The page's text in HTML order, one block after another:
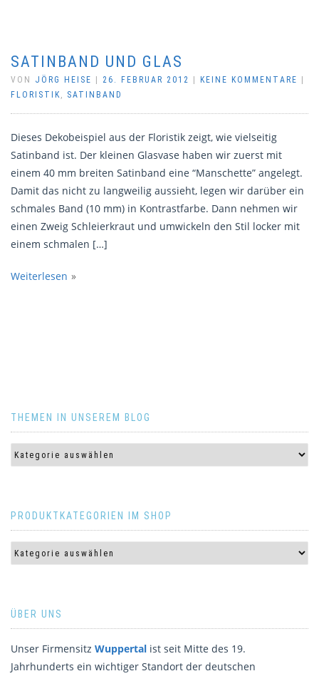
SATINBAND UND GLAS
VON JÖRG HEISE 26. FEBRUAR 2012 KEINE KOMMENTARE
FLORISTIK, SATINBAND
Dieses Dekobeispiel aus der Floristik zeigt, wie vielseitig
Satinband ist. Der kleinen Glasvase haben wir zuerst mit
einem 40 mm breiten Satinband eine “Manschette” angelegt.
Damit das nicht zu langweilig aussieht, legen wir darüber ein
schmales Band (10 mm) in Kontrastfarbe. Dann nehmen wir
einen Zweig Schleierkraut und umwickeln den Stil locker mit
einem schmalen […]
Weiterlesen
THEMEN IN UNSEREM BLOG
PRODUKTKATEGORIEN IM SHOP
ÜBER UNS
Unser Firmensitz Wuppertal ist seit Mitte des 19.
Jahrhunderts ein wichtiger Standort der deutschen